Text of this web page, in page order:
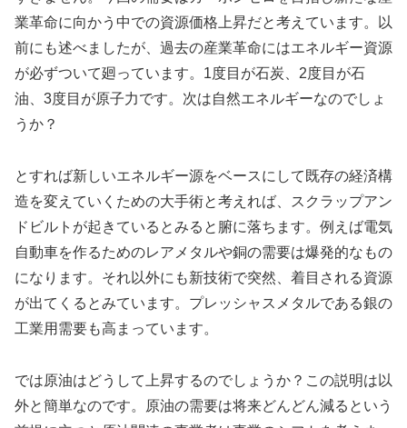
業革命に向かう中での資源価格上昇だと考えています。以
前にも述べましたが、過去の産業革命にはエネルギー資源
が必ずついて廻っています。1度目が石炭、2度目が石
油、3度目が原子力です。次は自然エネルギーなのでしょ
うか？
とすれば新しいエネルギー源をベースにして既存の経済構
造を変えていくための大手術と考えれば、スクラップアン
ドビルトが起きているとみると腑に落ちます。例えば電気
自動車を作るためのレアメタルや銅の需要は爆発的なもの
になります。それ以外にも新技術で突然、着目される資源
が出てくるとみています。プレッシャスメタルである銀の
工業用需要も高まっています。
では原油はどうして上昇するのでしょうか？この説明は以
外と簡単なのです。原油の需要は将来どんどん減るという